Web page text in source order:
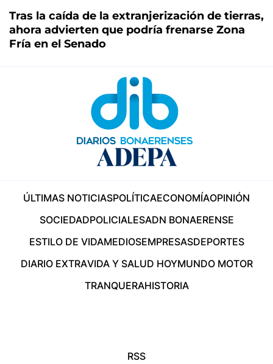
Tras la caída de la extranjerización de tierras,
ahora advierten que podría frenarse Zona
Fría en el Senado
ÚLTIMAS NOTICIASPOLÍTICAECONOMÍAOPINIÓN
SOCIEDADPOLICIALESADN BONAERENSE
ESTILO DE VIDAMEDIOSEMPRESASDEPORTES
DIARIO EXTRAVIDA Y SALUD HOYMUNDO MOTOR
TRANQUERAHISTORIA
RSS